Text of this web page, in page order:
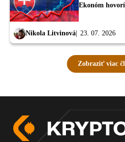
Ekonóm
Nikola Litvinová 23. 07. 2026
Zobraziť viac